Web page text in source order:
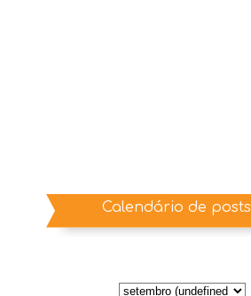
Calendário de posts